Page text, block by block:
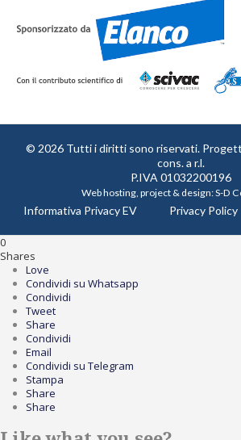
© 2026 Tutti i diritti sono riservati.
cons. a r.l.
P.IVA 01032200196
Web hosting, project & design:S-D
Informativa Privacy EV Privacy Policy
0
Shares
Love
Condividi su Whatsapp
Condividi
Tweet
Share
Condividi
Email
Condividi su Telegram
Stampa
Share
Share